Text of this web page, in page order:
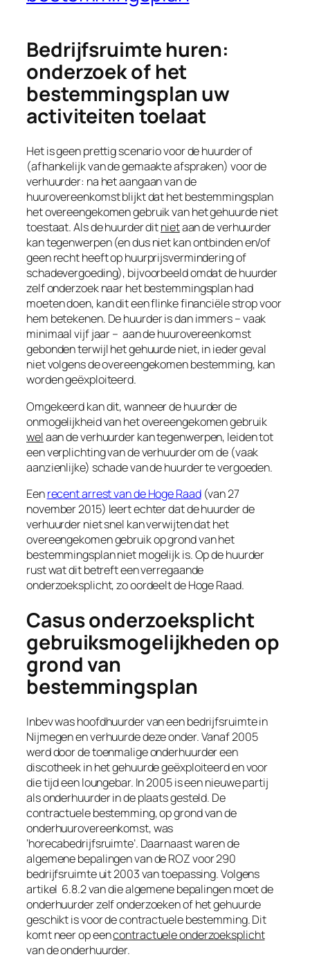
Bedrijfsruimte huren:
onderzoek of het
bestemmingsplan uw
activiteiten toelaat
Het is geen prettig scenario voor de huurder of
(afhankelijk van de gemaakte afspraken) voor de
verhuurder: na het aangaan van de
huurovereenkomst blijkt dat het bestemmingsplan
het overeengekomen gebruik van het gehuurde niet
toestaat. Als de huurder ditnietaan de verhuurder
kan tegenwerpen (en dus niet kan ontbinden en/of
geen recht heeft op huurprijsvermindering of
schadevergoeding), bijvoorbeeld omdat de huurder
zelf onderzoek naar het bestemmingsplan had
moeten doen, kan dit een flinke financiële strop voor
hem betekenen. De huurder is dan immers – vaak
minimaal vijf jaar – aan de huurovereenkomst
gebonden terwijl het gehuurde niet, in ieder geval
niet volgens de overeengekomen bestemming, kan
worden geëxploiteerd.
Omgekeerd kan dit, wanneer de huurder de
onmogelijkheid van het overeengekomen gebruik
welaan de verhuurder kan tegenwerpen, leiden tot
een verplichting van de verhuurder om de (vaak
aanzienlijke) schade van de huurder te vergoeden.
Eenrecent arrest van de Hoge Raad(van 27
november 2015) leert echter dat de huurder de
verhuurder niet snel kan verwijten dat het
overeengekomen gebruik op grond van het
bestemmingsplan niet mogelijk is. Op de huurder
rust wat dit betreft een verregaande
onderzoeksplicht, zo oordeelt de Hoge Raad.
Casus onderzoeksplicht
gebruiksmogelijkheden op
grond van
bestemmingsplan
Inbev was hoofdhuurder van een bedrijfsruimte in
Nijmegen en verhuurde deze onder. Vanaf 2005
werd door de toenmalige onderhuurder een
discotheek in het gehuurde geëxploiteerd en voor
die tijd een loungebar. In 2005 is een nieuwe partij
als onderhuurder in de plaats gesteld. De
contractuele bestemming, op grond van de
onderhuurovereenkomst, was
‘horecabedrijfsruimte’. Daarnaast waren de
algemene bepalingen van de ROZ voor 290
bedrijfsruimte uit 2003 van toepassing. Volgens
artikel 6.8.2 van die algemene bepalingen moet de
onderhuurder zelf onderzoeken of het gehuurde
geschikt is voor de contractuele bestemming. Dit
komt neer op eencontractuele onderzoeksplicht
van de onderhuurder.